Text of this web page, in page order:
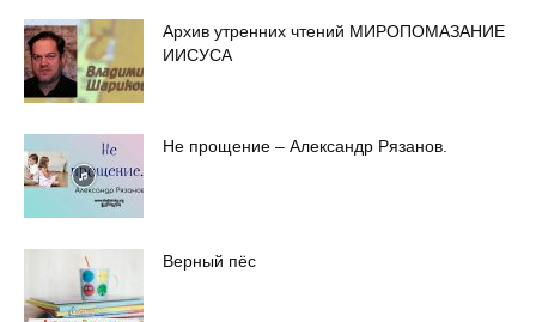
Архив утренних чтений МИРОПОМАЗАНИЕ
ИИСУСА
Не прощение – Александр Рязанов.
Верный пёс